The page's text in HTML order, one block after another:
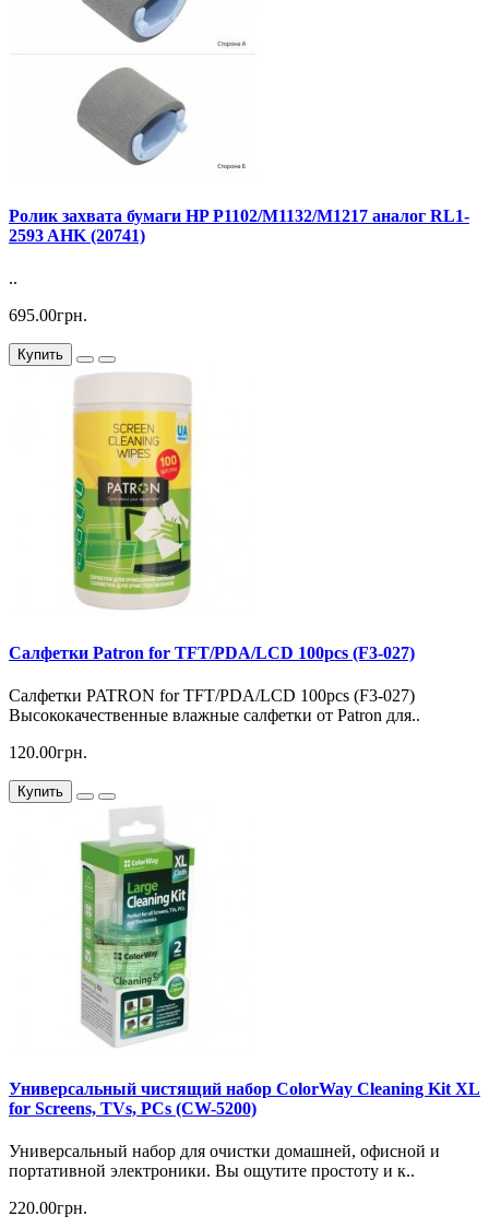
Ролик захвата бумаги HP P1102/M1132/M1217 аналог RL1-
2593 AHK (20741)
..
695.00грн.
Купить
Салфетки Patron for TFT/PDA/LCD 100pcs (F3-027)
Салфетки PATRON for TFT/PDA/LCD 100pcs (F3-027)
Высококачественные влажные салфетки от Patron для..
120.00грн.
Купить
Универсальный чистящий набор ColorWay Cleaning Kit XL
for Screens, TVs, PCs (CW-5200)
Универсальный набор для очистки домашней, офисной и
портативной электроники. Вы ощутите простоту и к..
220.00грн.